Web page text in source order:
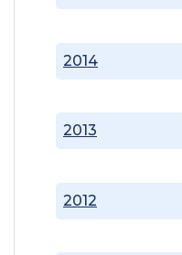
2012
2013
2014